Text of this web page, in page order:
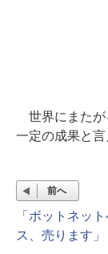
世界にまたが
一定の成果と言
前へ
「ボットネッ
ス、売ります」